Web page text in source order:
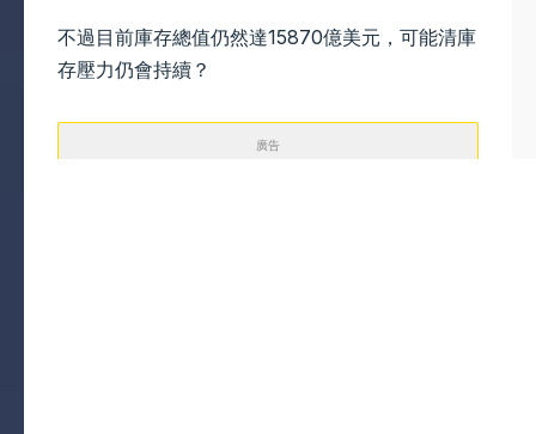
不過目前庫存總值仍然達15870億美元，可能清庫
存壓力仍會持續？
廣告